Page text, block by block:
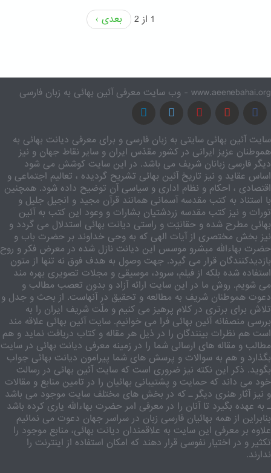
1 از 2
بعدی ›
www.aeenebahai.org - وب سایت معرفی آئین بهائی به زبان فارسی
سایت آئین بهائی سایتی به زبان فارسی و برای معرفی دیانت بهائی به
هموطنان عزیز ایرانی در کشور مقدّس ایران و سایر نقاط جهان و نیز
دیگر فارسی زبانان شریف می باشد. در این سایت کوشش می شود
اساس عقاید و نیز تاریخ آئین بهائی تشریح گردیده ، تعالیم اجتماعی و
اقتصادی ، احکام و نظام اداری و سیاسی آن توضیح داده شود. همچنین
با استناد به کتب مقدسه آسمانی همانند قرآن مجید و انجیل جلیل و
تورات و نیز کتب مقدسه زردشتیان بشارات و وعود این کتب به آئین
بهائی مطرح شده و حقانیّت و راستی دیانت بهائی استدلال می گردد و
نیز بخش مختصری از آیات الهی که به وحی خداوند بر حضرت باب و
حضرت بهاءالله مبشرو موسس این دیانت نازل شده در معرض فکر و روح
بازدیدکنندگان قرار می گیرد. جهت وصول به هدف فوق نه تنها از متون
استفاده شده بلکه از فیلم، سرود، موسیقی و مجلات تصویری بهره مند
می شویم. روش ما در این سایت ارائه آزاد و بدون تعصب مطالب و
دعوت هموطنان شریف به مطالعه و تحقیق در آنهاست. از بحث و جدل و
تلاش برای برتری در کلام پرهیز می کنیم و ملّت شریف ایران را به
بررسی منصفانه آئین بهائی فرا می خوانیم. سایت آئین بهائی علاقه مند
است هم نظرات بینندگان را در ذیل هر مقاله و کتاب دریافت نماید و هم
مطالب و مقاله های ارسالی شما را در زمینه معرفی دیانت بهائی در سایت
بگذارد و هم به سوالات و پرسش های شما پیرامون دیانت بهائی جواب
بگوید. ذکر این نکته نیز ضروری است که سایت آئین بهائی در رسالت
خود می داند که حمایت و پشتیبانی بهائیان را در تامین منابع و مقالات
و نیز آثار هنری دیگر ـ که در بخش های مختلف سایت موجود می باشد
ـ به عهده بگیرد تا آنان را در معرفی امر حضرت بهاءالله یاری کرده باشد
بنابراین از همه بهائیان فارسی زبان در سراسر جهان دعوت می نمائیم
علاوه بر معرفی این سایت به علاقمندان دیانت بهائی، منابع موجود را
تکثیر و در اختیار نفوسی قرار دهند که امکان استفاده از اینترنت را
ندارند.